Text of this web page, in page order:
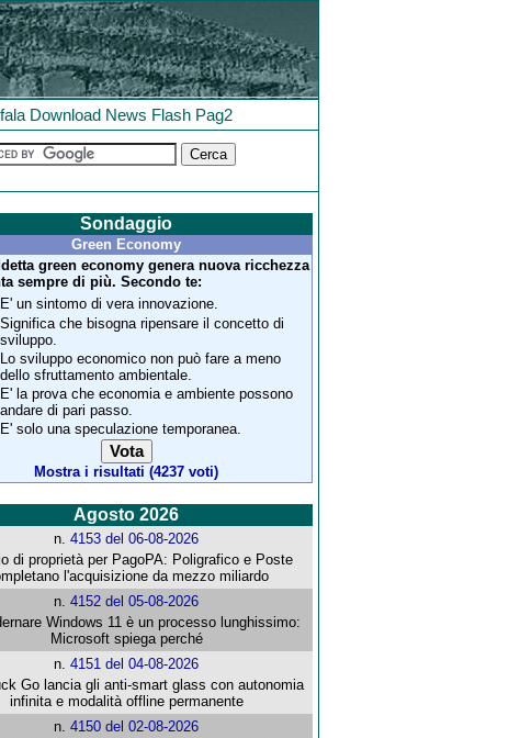
Download News Flash Pag2
Sondaggio
Green Economy
green economy genera nuova ricchezza
sempre di più. Secondo te:
E' un sintomo di vera innovazione.
Significa che bisogna ripensare il concetto di
sviluppo.
Lo sviluppo economico non può fare a meno
dello sfruttamento ambientale.
E' la prova che economia e ambiente possono
andare di pari passo.
E' solo una speculazione temporanea.
Mostra i risultati (4237 voti)
Agosto 2026
n.4153 del 06-08-2026
di proprietà per PagoPA: Poligrafico e Poste
l'acquisizione da mezzo miliardo
n.4152 del 05-08-2026
Windows 11 è un processo lunghissimo:
Microsoft spiega perché
n.4151 del 04-08-2026
Go lancia gli anti-smart glass con autonomia
infinita e modalità offline permanente
n.4150 del 02-08-2026